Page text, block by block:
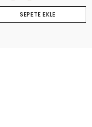
SEPETE EKLE